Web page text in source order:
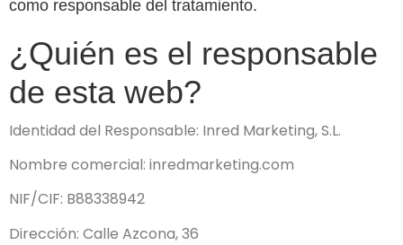
como responsable del tratamiento.
¿Quién es el responsable
de esta web?
Identidad del Responsable: Inred Marketing, S.L.
Nombre comercial: inredmarketing.com
NIF/CIF: B88338942
Dirección: Calle Azcona, 36